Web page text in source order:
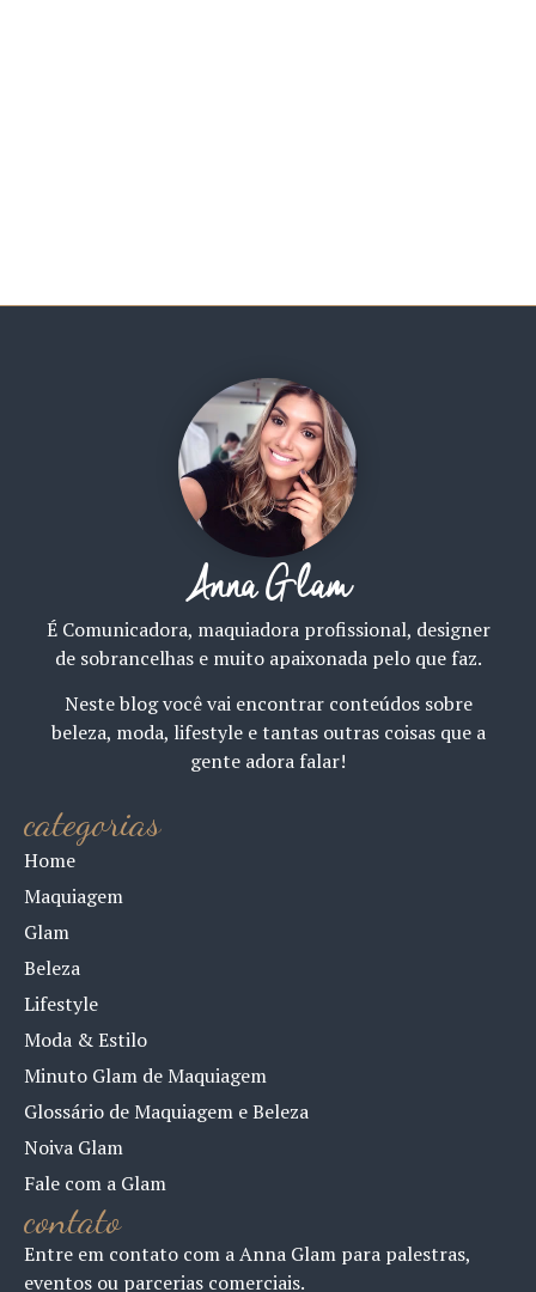
Anna Glam
É Comunicadora, maquiadora profissional, designer
de sobrancelhas e muito apaixonada pelo que faz.
Neste blog você vai encontrar conteúdos sobre
beleza, moda, lifestyle e tantas outras coisas que a
gente adora falar!
categorias
Home
Maquiagem
Glam
Beleza
Lifestyle
Moda & Estilo
Minuto Glam de Maquiagem
Glossário de Maquiagem e Beleza
Noiva Glam
Fale com a Glam
contato
Entre em contato com a Anna Glam para palestras,
eventos ou parcerias comerciais.